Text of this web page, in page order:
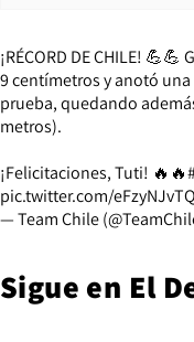
¡RÉCORD DE CHILE!
9 centímetros y anotó
prueba, quedando
metros).
¡Felicitaciones, Tuti! 🔥🔥
pic.twitter.com/
— Team Chile
Sigue en El